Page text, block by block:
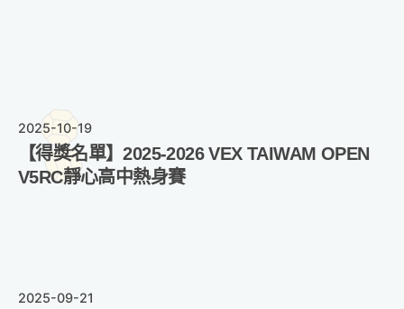
2025-10-19
【得獎名單】2025-2026 VEX TAIWAM OPEN
V5RC靜心高中熱身賽
2025-09-21